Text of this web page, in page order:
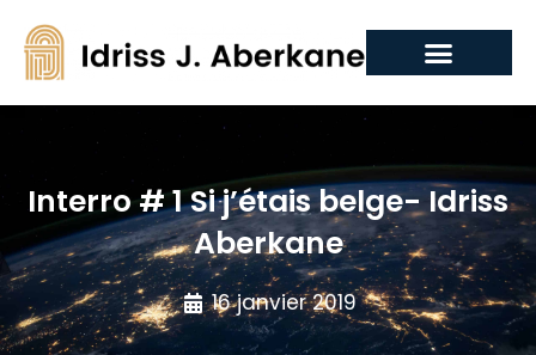
Interro # 1 Si j’étais belge- Idriss
Aberkane
16 janvier 2019